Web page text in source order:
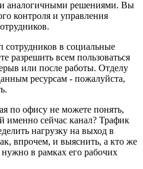
аналогичными решениями. Вы
контроля и управления
сотрудников в социальные
разрешить всем пользоваться
или после работы. Отделу
ресурсам - пожалуйста,
по офису не можете понять,
именно сейчас канал? Трафик
нагрузку на выход в
впрочем, и выяснить, а кто же
нужно в рамках его рабочих